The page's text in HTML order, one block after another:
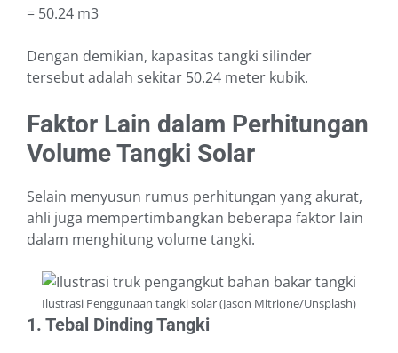
= 50.24 m3
Dengan demikian, kapasitas tangki silinder
tersebut adalah sekitar 50.24 meter kubik.
Faktor Lain dalam Perhitungan
Volume Tangki Solar
Selain menyusun rumus perhitungan yang akurat,
ahli juga mempertimbangkan beberapa faktor lain
dalam menghitung volume tangki.
Ilustrasi Penggunaan tangki solar (Jason Mitrione/Unsplash)
1. Tebal Dinding Tangki